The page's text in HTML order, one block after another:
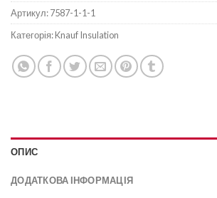
Артикул:7587-1-1-1
Категорія:Knauf Insulation
ОПИС
ДОДАТКОВА ІНФОРМАЦІЯ